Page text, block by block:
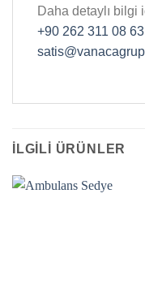
Daha detaylı
+90 262 311 08 63
İLGILI ÜRÜNLER